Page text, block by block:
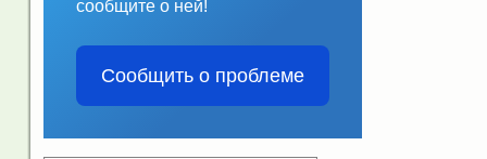
сообщите о ней!
Сообщить о проблеме